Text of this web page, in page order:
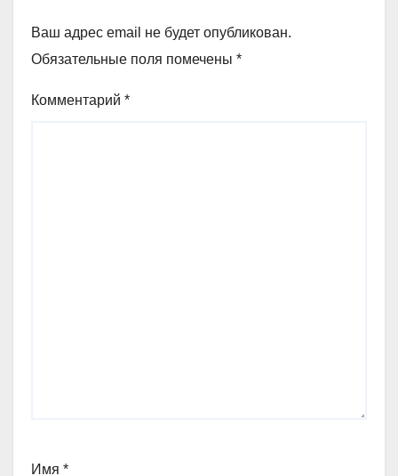
Ваш адрес email не будет опубликован.
Обязательные поля помечены *
Комментарий *
Имя *